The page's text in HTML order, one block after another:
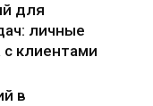
для
личные
клиентами
в